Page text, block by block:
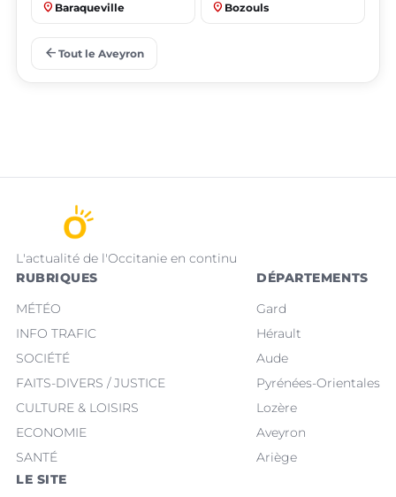
place Baraqueville place Bozouls
place
arrow_back Tout le Aveyron
L'actualité de l'Occitanie en continu
RUBRIQUES
MÉTÉO
INFO TRAFIC
SOCIÉTÉ
FAITS-DIVERS / JUSTICE
CULTURE & LOISIRS
ECONOMIE
SANTÉ
DÉPARTEMENTS
Gard
Hérault
Aude
Pyrénées-Orientales
Lozère
Aveyron
Ariège
LE SITE